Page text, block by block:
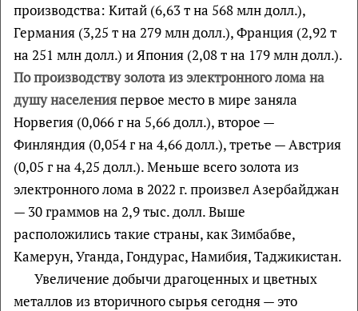
производства: Китай (6,63 т на 568 млн долл.),
Германия (3,25 т на 279 млн долл.), Франция (2,92 т
на 251 млн долл.) и Япония (2,08 т на 179 млн долл.).
По производству золота из электронного лома на
душу населенияпервое место в мире заняла
Норвегия (0,066 г на 5,66 долл.), второе —
Финляндия (0,054 г на 4,66 долл.), третье — Австрия
(0,05 г на 4,25 долл.). Меньше всего золота из
электронного лома в 2022 г. произвел Азербайджан
— 30 граммов на 2,9 тыс. долл. Выше
расположились такие страны, как Зимбабве,
Камерун, Уганда, Гондурас, Намибия, Таджикистан.
Увеличение добычи драгоценных и цветных
металлов из вторичного сырья сегодня — это